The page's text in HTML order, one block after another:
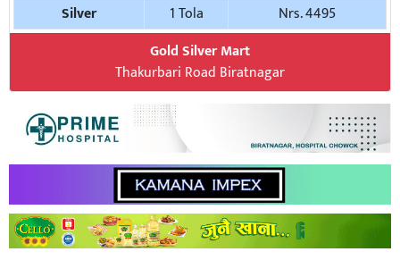
Silver
1 Tola
Nrs. 4495
Gold Silver Mart
Thakurbari Road Biratnagar